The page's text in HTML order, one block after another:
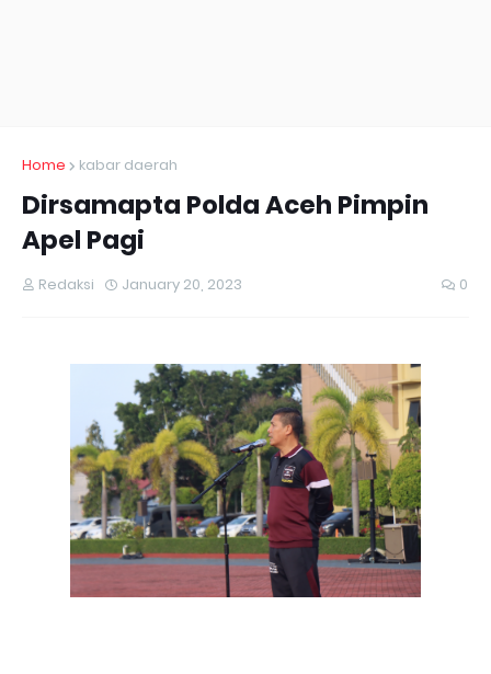
Home kabar daerah
Dirsamapta Polda Aceh Pimpin
Apel Pagi
Redaksi January 20, 2023 0